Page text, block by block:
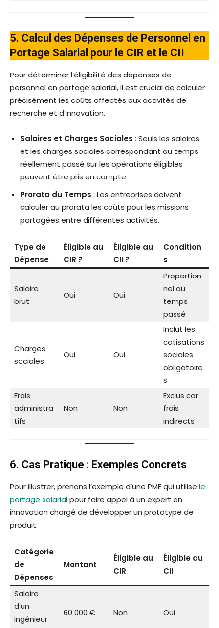
5. Calcul des Dépenses de Personnel en
Portage Salarial pour le CIR et le CII
Pour déterminer l’éligibilité des dépenses de
personnel en portage salarial, il est crucial de calculer
précisément les coûts affectés aux activités de
recherche et d’innovation.
Salaires et Charges Sociales : Seuls les salaires
et les charges sociales correspondant au temps
réellement passé sur les opérations éligibles
peuvent être pris en compte.
Prorata du Temps : Les entreprises doivent
calculer au prorata les coûts pour les missions
partagées entre différentes activités.
Type de
Dépense
Éligible au
CIR ?
Éligible au
CII ?
Condition
s
Salaire
brut
Oui Oui
Proportion
nel au
temps
passé
Charges
sociales
Oui Oui
Inclut les
cotisations
sociales
obligatoire
s
Frais
administra
tifs
Non Non
Exclus car
frais
indirects
6. Cas Pratique : Exemples Concrets
Pour illustrer, prenons l’exemple d’une PME qui utilise le
portage salarialpour faire appel à un expert en
innovation chargé de développer un prototype de
produit.
Catégorie
de
Dépenses
Montant
Éligible au
CIR
Éligible au
CII
Salaire
d’un
ingénieur
60 000 € Non Oui